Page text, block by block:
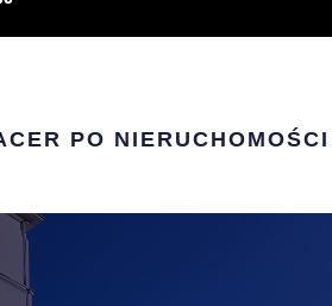
PO NIERUCHOMOŚCI